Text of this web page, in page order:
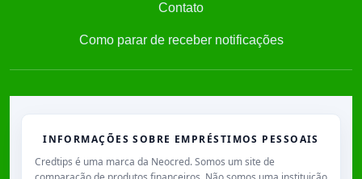
Contato
Como parar de receber notificações
INFORMAÇÕES SOBRE EMPRÉSTIMOS PESSOAIS
Credtips é uma marca da Neocred. Somos um site de